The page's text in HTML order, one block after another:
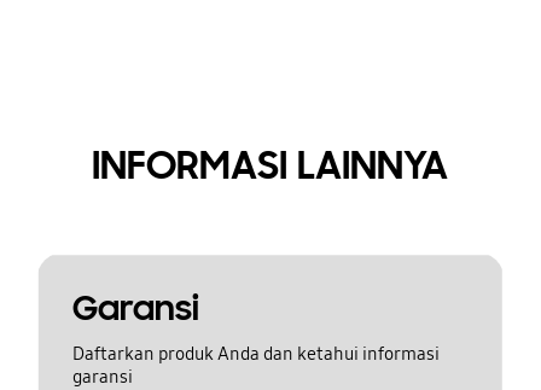
INFORMASI LAINNYA
Garansi
Daftarkan produk Anda dan ketahui informasi
garansi